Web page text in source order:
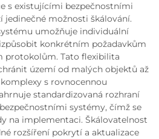
s existujícími bezpečnostními
jedinečné možnosti škálování.
umožňuje individuální
konkrétním požadavkům
protokolům. Tato flexibilita
území od malých objektů až
s rovnocennou
standardizovaná rozhraní
systémy, čímž se
na implementaci. Škálovatelnost
rozšíření pokrytí a aktualizace